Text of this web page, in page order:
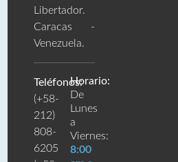
Libertador.
Caracas -
Venezuela.
Teléfonos:
(+58-
212)
808-
6205
Horario:
De
Lunes
a
Viernes:
8:00